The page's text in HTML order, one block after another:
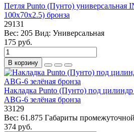
Петля Punto (Пунто) универсальная
100х70х2.5) бронза
29131
Вес: 205 Вид: Универсальная
175 руб.
В корзину
Накладка Punto (Пунто) под
ABG-6 зелёная бронза
33129
Вес: 61.875 Габариты
374 руб.